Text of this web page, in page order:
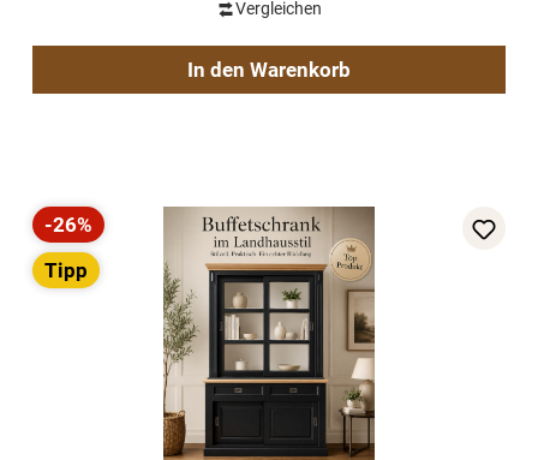
Vergleichen
In den Warenkorb
Rabatt
-26%
Tipp